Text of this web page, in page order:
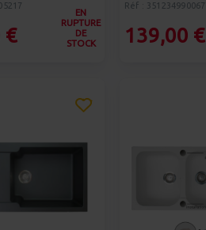
€
EN
RUPTURE
DE
STOCK
Réf :
139,00 €